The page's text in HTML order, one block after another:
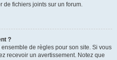
de fichiers joints sur un forum.
?
de règles pour son site. Si vous
recevoir un avertissement. Notez que